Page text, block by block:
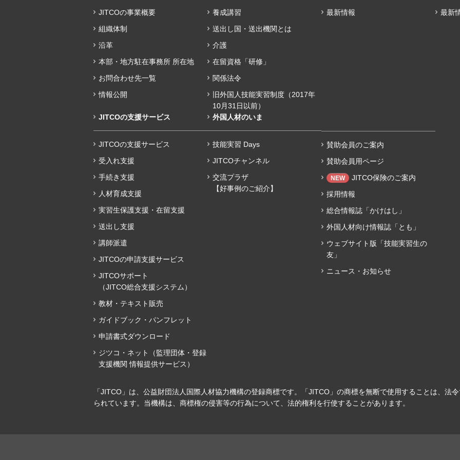
JITCOの事業概要
組織体制
沿革
本部・地方駐在事務所 所在地
お問合わせ先一覧
情報公開
養成講習
送出し国・送出機関とは
介護
在留資格「研修」
関係法令
旧外国人技能実習制度（2017年
10月31日以前）
最新情報
最新
JITCOの支援サービス
JITCOの支援サービス
受入れ支援
手続き支援
人材育成支援
実習生保護支援・在留支援
送出し支援
講師派遣
JITCOの申請支援サービス
JITCOサポート
（JITCO総合支援システム）
教材・テキスト販売
ガイドブック・パンフレット
申請書式ダウンロード
ジツコ・ネット（監理団体・登録
支援機関 情報提供サービス）
外国人材のいま
技能実習 Days
JITCOチャンネル
交流プラザ
【好事例のご紹介】
賛助会員のご案内
賛助会員用ページ
NEW
JITCO保険のご案内
採用情報
総合情報誌「かけはし」
外国人材向け情報誌「とも」
ウェブサイト版「技能実習生の
友」
ニュース・お知らせ
「JITCO」は、公益財団法人国際人材協力機構の登録商標です。「JITCO」の商標を無断で使用することは、法
られています。当機構は、商標権の侵害等の行為について、法的権利を行使することがあります。